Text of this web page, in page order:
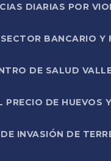
DIARIAS POR
BANCARIO Y
DE SALUD
DE HUEVOS
INVASIÓN DE